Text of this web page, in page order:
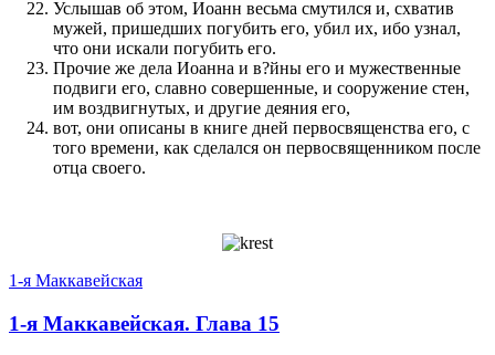
Услы­шав об этом, Иоан­н весьма смутил­ся и, схватив
мужей, при­шедших по­губить его, убил их, ибо узнал,
что они искали по­губить его.
Прочие же дела Иоан­на и в?йны его и муже­с­т­вен­ные
подвиги его, славно совершен­ные, и сооруже­ние стен,
им воз­двигнутых, и другие деяния его,
вот, они описаны в книге дней первосвящен­ства его, с
того време­ни, как сделал­ся он первосвящен­ником по­сле
отца своего.
1-я Маккавейская
1-я Маккавейская. Глава 15